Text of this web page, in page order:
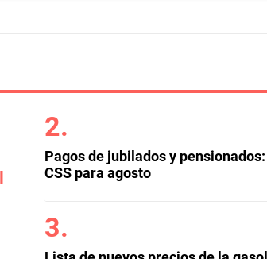
Pagos de jubilados y
CSS para agosto